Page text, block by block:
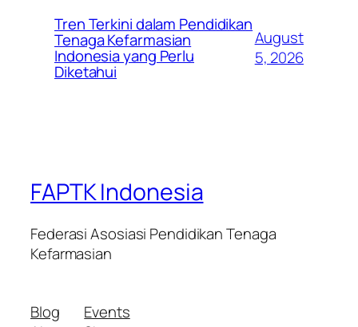
Tren Terkini dalam Pendidikan
Tenaga Kefarmasian
Indonesia yang Perlu
Diketahui
August
5, 2026
FAPTK Indonesia
Federasi Asosiasi Pendidikan Tenaga
Kefarmasian
Blog
Events